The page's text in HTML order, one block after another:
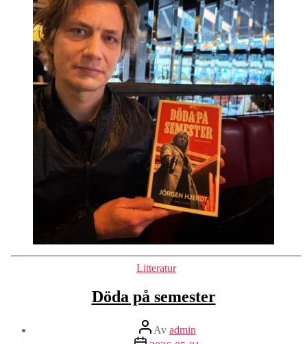
Kategorier
Litteratur
Döda på semester
Inläggsförfattare
Av admin